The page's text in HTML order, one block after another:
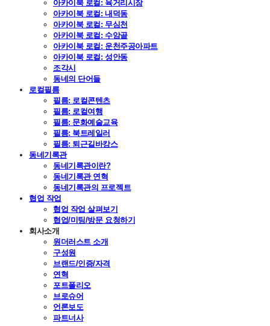
아카이북 로컬: 육거리시장
아카이북 로컬: 내덕동
아카이북 로컬: 무심천
아카이북 로컬: 수암골
아카이북 로컬: 운천주공아파트
아카이북 로컬: 성안동
조각시
동네의 단어들
로컬필름
필름: 로컬콘텐츠
필름: 로컬여행
필름: 문화예술교육
필름: 북트레일러
필름: 퇴근길바캉스
동네기록관
동네기록관이란?
동네기록관 연혁
동네기록관의 프로젝트
협업 작업
협업 작업 살펴보기
협업/미팅/방문 요청하기
회사소개
원더러스트 소개
구성원
브랜드/인증/자격
연혁
포트폴리오
브로슈어
언론보도
파트너사